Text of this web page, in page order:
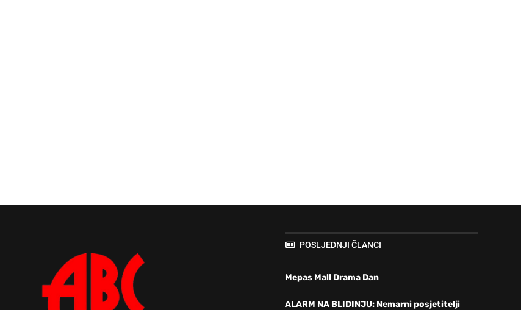
POSLJEDNJI ČLANCI
Mepas Mall Drama Dan
ALARM NA BLIDINJU: Nemarni posjetitelji